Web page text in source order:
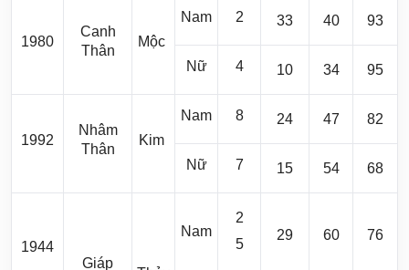
1980
Canh
Thân
Mộc
Nam 2 33 40 93
Nữ 4 10 34 95
1992
Nhâm
Thân
Kim
Nam 8 24 47 82
Nữ 7 15 54 68
1944
Giáp
Nam
2
5
29 60 76